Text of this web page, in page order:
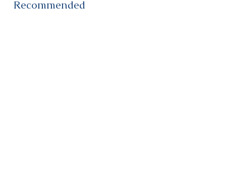
Recommended